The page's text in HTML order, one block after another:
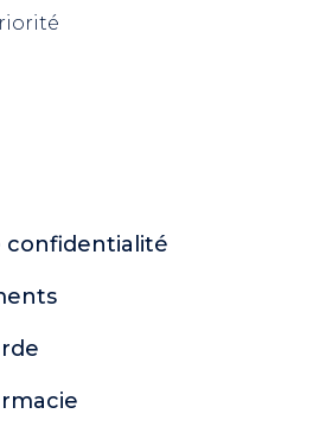
Science
confidentialité